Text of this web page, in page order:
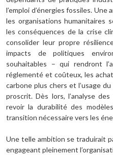
l’emploi d’énergies fossiles. Une
les organisations humanitaires
les conséquences de la crise
consolider leur propre
impacts de politiques
souhaitables – qui rendront
réglementé et coûteux, les
carbone plus chers et l’usage
proscrit. Dès lors, l’analyse
revoir la durabilité des
transition nécessaire vers les
Une telle ambition se traduirait
engageant pleinement